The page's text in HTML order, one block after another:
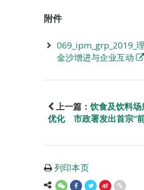
附件
069_ipm_grp_2019_
金沙增进与企业互动
上一篇： 饮食及饮料
优化 市政署发出首宗“
列印本页